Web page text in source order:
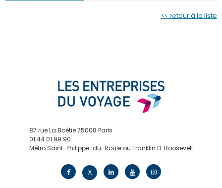
<< retour à la liste
87 rue La Boétie 75008 Paris
01 44 01 99 90
Métro Saint-Philippe-du-Roule ou Franklin D. Roosevelt
X